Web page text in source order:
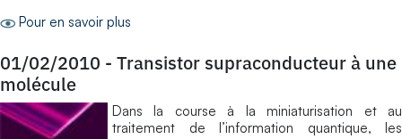
Pour en savoir plus
01/02/2010 - Transistor supraconducteur à une
molécule
Dans la course à la miniaturisation et au
traitement de l’information quantique, les